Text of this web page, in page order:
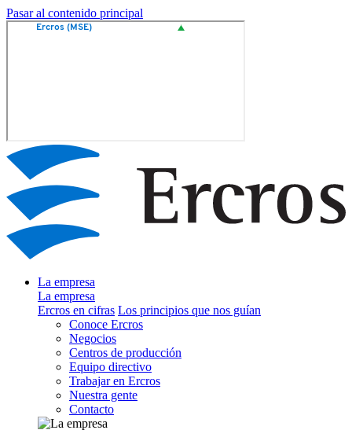
Pasar al contenido principal
La empresa
La empresa
Ercros en cifras Los principios que nos guían
Conoce Ercros
Negocios
Centros de producción
Equipo directivo
Trabajar en Ercros
Nuestra gente
Contacto